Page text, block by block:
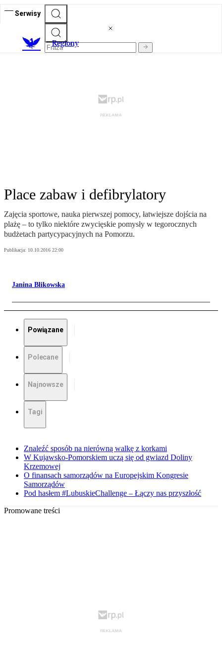
Serwisy
Regiony
Place zabaw i defibrylatory
Zajęcia sportowe, nauka pierwszej pomocy, łatwiejsze dojścia na
plażę – to tylko niektóre zwycięskie pomysły w tegorocznych
budżetach partycypacyjnych na Pomorzu.
Publikacja: 10.10.2016 22:00
Janina Blikowska
Powiązane
Polecane
Najnowsze
Tagi
Znaleźć sposób na nierówną walkę z korkami
W Kujawsko-Pomorskiem uczą się od gwiazd Doliny
Krzemowej
O finansach samorządów na Europejskim Kongresie
Samorządów
Pod hasłem #LubuskieChallenge – Łączy nas przyszłość
Promowane treści